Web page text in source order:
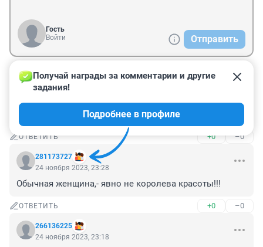
Гость
Войти
Отправить
Гость
25 ноября 2023, 21:44
В молодости было симпатичной, а сейчас обычная
тётка, красавицей, точно, не назовёшь
ОТВЕТИТЬ +0 –0
281173727
Получай награды за комментарии и другие
задания!
Подробнее в профиле
24 ноября 2023, 23:28
Обычная женщина,- явно не королева красоты!!!
ОТВЕТИТЬ +0 –0
266136225
24 ноября 2023, 23:18